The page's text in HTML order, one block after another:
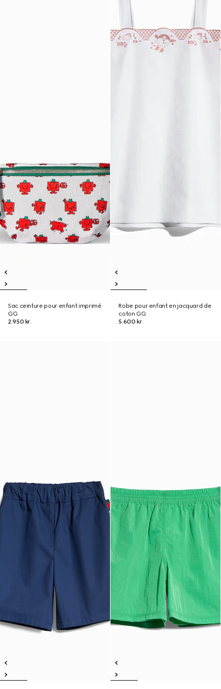
Sac ceinture pour enfant imprimé
GG
2.950 kr.
Robe pour enfant en jacquard de
coton GG
5.600 kr.